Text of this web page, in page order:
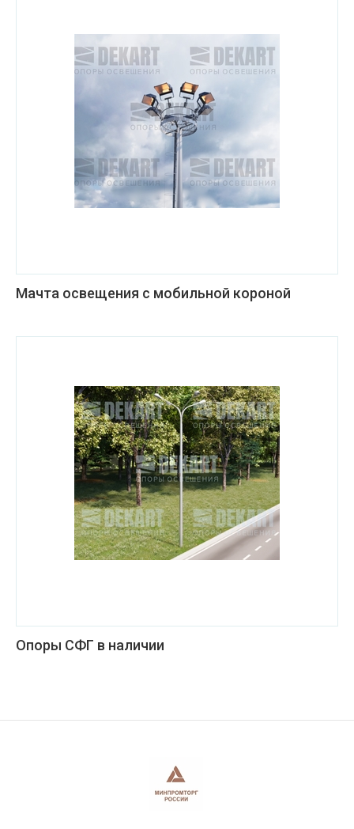
Мачта освещения с мобильной короной
Опоры СФГ в наличии